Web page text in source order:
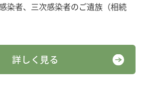
染者、三次感染者のご遺族（相続
詳しく見る